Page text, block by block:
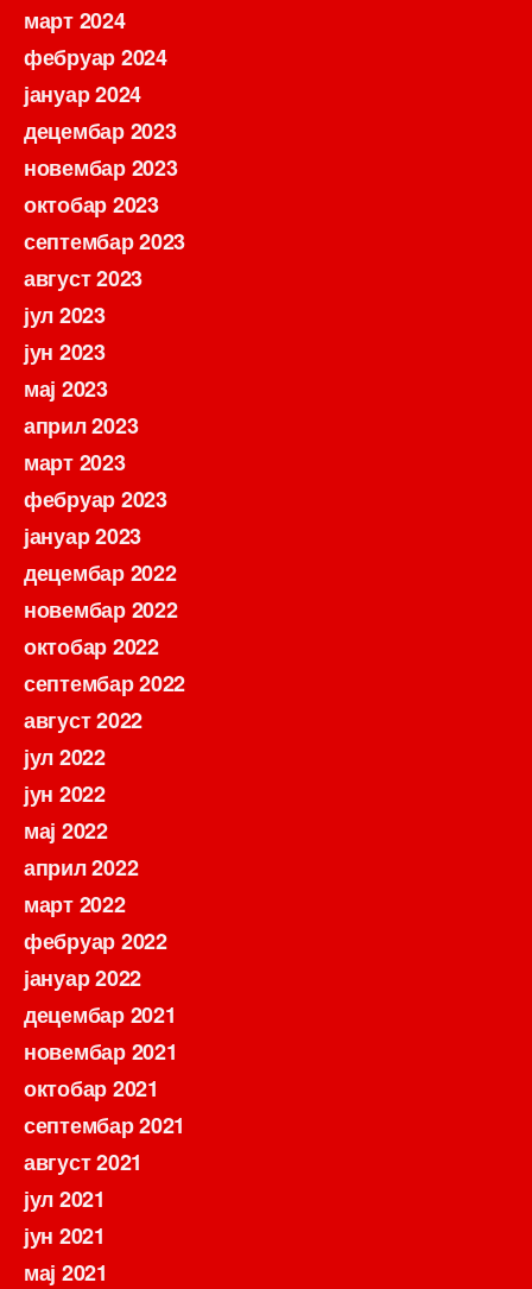
март 2024
фебруар 2024
јануар 2024
децембар 2023
новембар 2023
октобар 2023
септембар 2023
август 2023
јул 2023
јун 2023
мај 2023
април 2023
март 2023
фебруар 2023
јануар 2023
децембар 2022
новембар 2022
октобар 2022
септембар 2022
август 2022
јул 2022
јун 2022
мај 2022
април 2022
март 2022
фебруар 2022
јануар 2022
децембар 2021
новембар 2021
октобар 2021
септембар 2021
август 2021
јул 2021
јун 2021
мај 2021